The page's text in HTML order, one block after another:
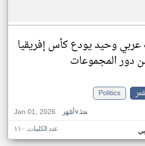
وحيد يودع كأس إفريقيا
Politics
Jan 01, 2026
منذ ٧ أشهر
عدد الكلمات: ١١٠